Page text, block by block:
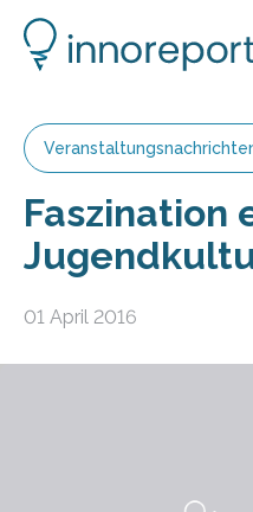
Faszination
01 April 2016